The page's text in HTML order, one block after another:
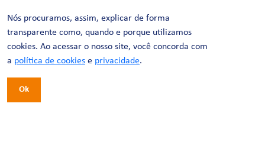
Nós procuramos, assim, explicar de forma
transparente como, quando e porque utilizamos
cookies. Ao acessar o nosso site, você concorda com
a política de cookies e privacidade.
Ok